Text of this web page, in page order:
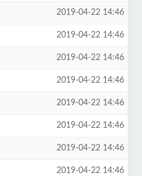
2019-04-22 14:46
2019-04-22 14:46
2019-04-22 14:46
2019-04-22 14:46
2019-04-22 14:46
2019-04-22 14:46
2019-04-22 14:46
2019-04-22 14:46